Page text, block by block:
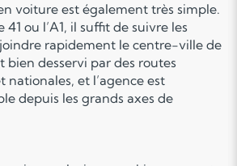
voiture est également très simple.
ou l’A1, il suffit de suivre les
rapidement le centre-ville de
bien desservi par des routes
et l’agence est
depuis les grands axes de